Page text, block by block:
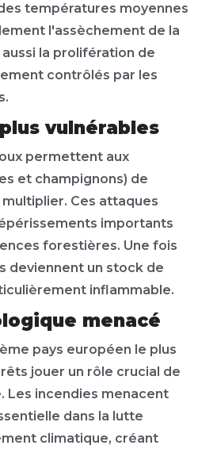
températures moyennes
l'assèchement de la
la prolifération de
contrôlés par les
vulnérables
permettent aux
et champignons) de
Ces attaques
importants
forestières. Une fois
deviennent un stock de
inflammable.
menacé
pays européen le plus
jouer un rôle crucial de
Les incendies menacent
dans la lutte
climatique, créant